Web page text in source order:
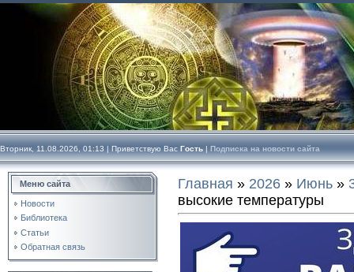
Вторник, 11.08.2026, 01:13 | Приветствую Вас Гость | Подписка на новости сайта
Меню сайта
Новости
Библиотека
Статьи
Обратная связь
Главная » 2026 » Июнь »
высокие температуры